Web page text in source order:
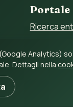
Portale
Ricerca
Guida al 5
Analytics)
Dettagli nella